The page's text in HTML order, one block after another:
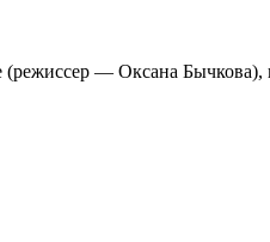
(режиссер — Оксана